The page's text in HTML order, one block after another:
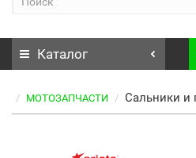
Каталог
МОТОЗАПЧАСТИ Сальники и